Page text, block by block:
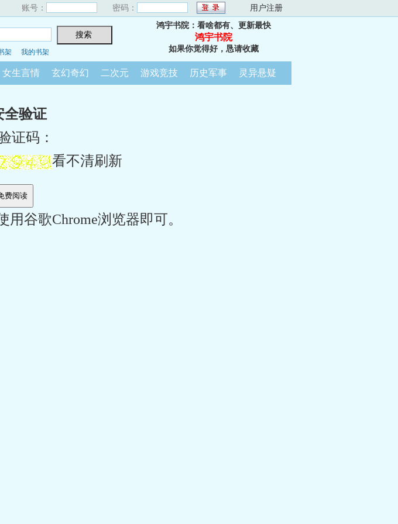
账号： 密码： 用户注册
架 我的书架
鸿宇书院：看啥都有、更新最快
鸿宇书院
如果你觉得好，恳请收藏
女生言情 玄幻奇幻 二次元 游戏竞技 历史军事 灵异悬疑
全验证
证码：
看不清刷新
谷歌Chrome浏览器即可。